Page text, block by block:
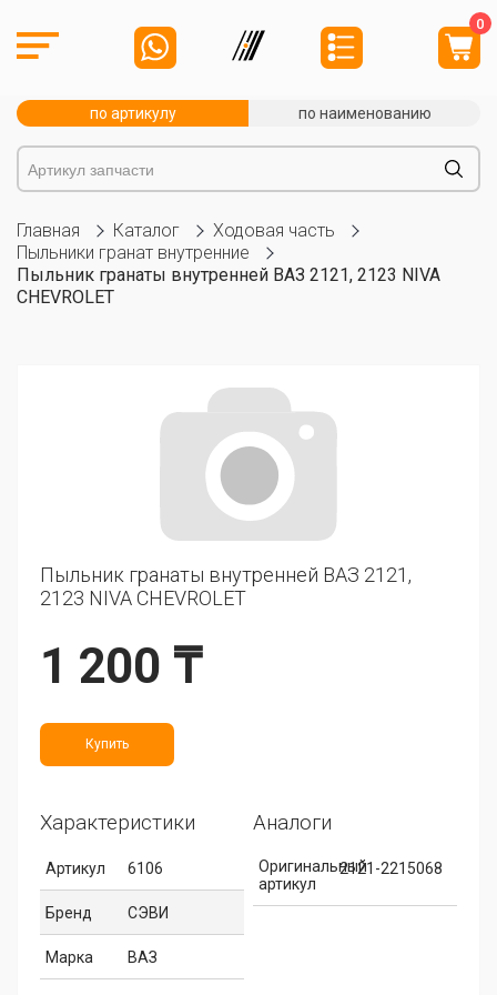
0
по артикулу по наименованию
Главная Каталог
Ходовая часть
Пыльники гранат внутренние
Пыльник гранаты внутренней ВАЗ 2121, 2123 NIVA
CHEVROLET
Пыльник гранаты внутренней ВАЗ 2121,
2123 NIVA CHEVROLET
1 200 ₸
Купить
Характеристики
Артикул 6106
Бренд СЭВИ
Марка ВАЗ
Аналоги
Оригинальный
артикул
2121-2215068